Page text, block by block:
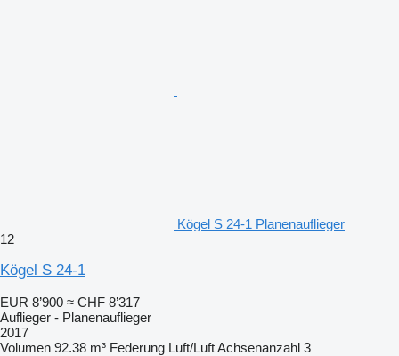
Kögel S 24-1 Planenauflieger
12
Kögel S 24-1
EUR 8’900 ≈ CHF 8’317
Auflieger - Planenauflieger
2017
Volumen 92.38 m³ Federung Luft/LuftAchsenanzahl 3